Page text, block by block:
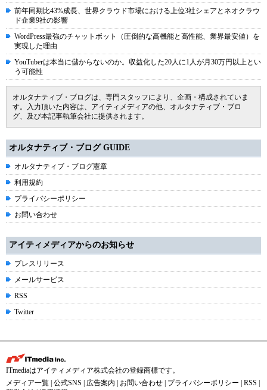
前年同期比43%成長、世界クラウド市場における上位3社シェアとネオクラウ
ド企業9社の影響
WordPress最強のチャットボット（圧倒的な高機能と高性能、業界最安値）を
実現した理由
YouTuberは本当に儲からないのか。収益化した20人に1人が月30万円以上とい
う可能性
オルタナティブ・ブログは、専門スタッフにより、企画・構成されていま
す。入力頂いた内容は、アイティメディアの他、オルタナティブ・ブロ
グ、及び本記事執筆会社に提供されます。
オルタナティブ・ブログ GUIDE
オルタナティブ・ブログ憲章
利用規約
プライバシーポリシー
お問い合わせ
アイティメディアからのお知らせ
プレスリリース
メールサービス
RSS
Twitter
ITmediaはアイティメディア株式会社の登録商標です。
メディア一覧 公式SNS 広告案内 お問い合わせ プライバシーポリシー RSS